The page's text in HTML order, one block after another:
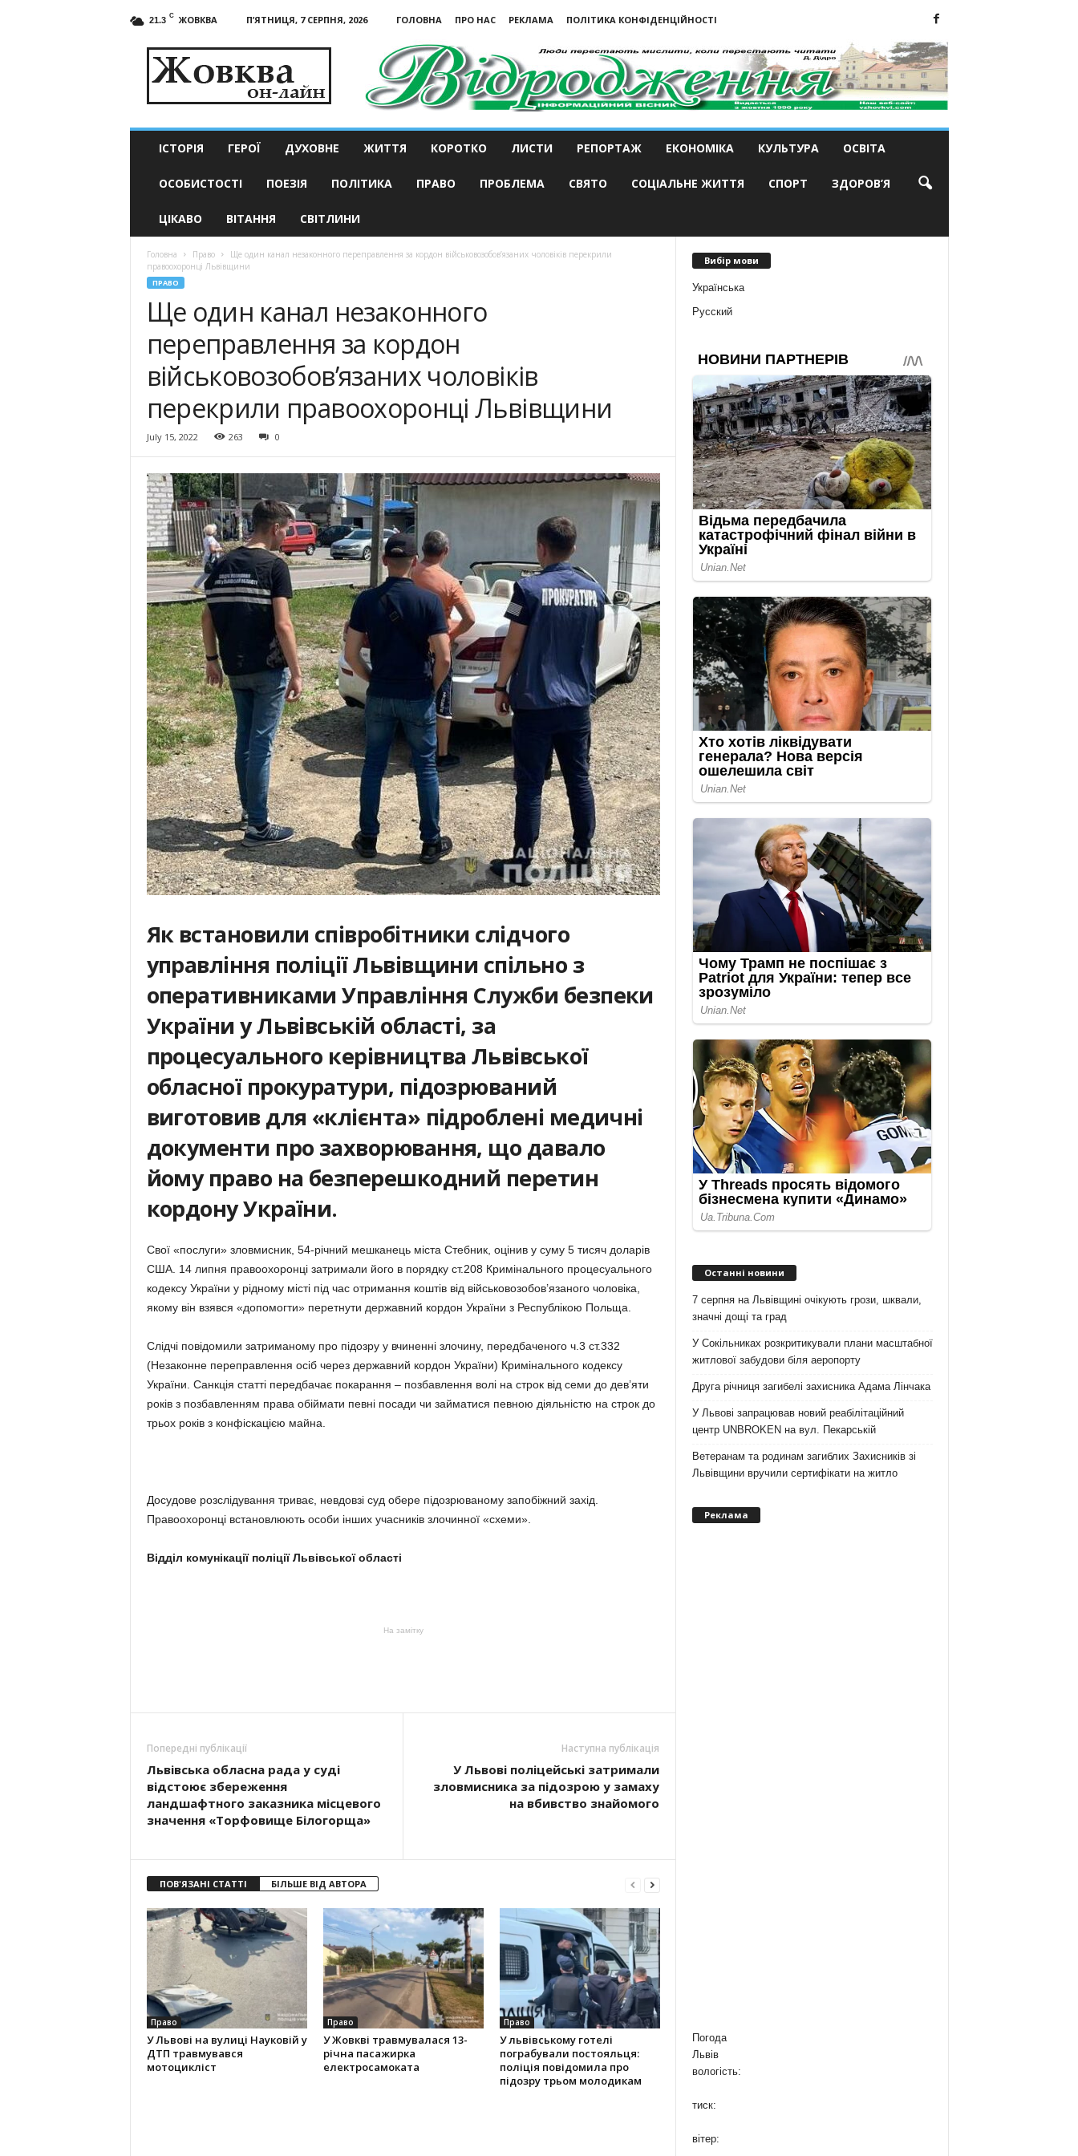
21.3 C ЖОВКВА П’ЯТНИЦЯ, 7 СЕРПНЯ, 2026 ГОЛОВНА ПРО НАС РЕКЛАМА
ПОЛІТИКА КОНФІДЕНЦІЙНОСТІ
актуальні
ІСТОРІЯ ГЕРОЇ ДУХОВНЕ ЖИТТЯ КОРОТКО ЛИСТИ РЕПОРТАЖ ЕКОНОМІКА КУЛЬТУРА ОСВІТА
ОСОБИСТОСТІ ПОЕЗІЯ ПОЛІТИКА ПРАВО ПРОБЛЕМА СВЯТО СОЦІАЛЬНЕ ЖИТТЯ СПОРТ ЗДОРОВ’Я
ЦІКАВО ВІТАННЯ СВІТЛИНИ
Головна Право
Ще один канал незаконного переправлення за кордон військовозобов’язаних чоловіків перекрили
правоохоронці Львівщини
ПРАВО
Ще один канал незаконного
переправлення за кордон
військовозобов’язаних чоловіків
перекрили правоохоронці Львівщини
July 15, 2022 263 0
Як встановили співробітники слідчого
управління поліції Львівщини спільно з
оперативниками Управління Служби безпеки
України у Львівській області, за
процесуального керівництва Львівської
обласної прокуратури, підозрюваний
виготовив для «клієнта» підроблені медичні
документи про захворювання, що давало
йому право на безперешкодний перетин
кордону України.
Свої «послуги» зловмисник, 54-річний мешканець міста Стебник, оцінив у суму 5 тисяч доларів
США. 14 липня правоохоронці затримали його в порядку ст.208 Кримінального процесуального
кодексу України у рідному місті під час отримання коштів від військовозобов’язаного чоловіка,
якому він взявся «допомогти» перетнути державний кордон України з Республікою Польща.
Слідчі повідомили затриманому про підозру у вчиненні злочину, передбаченого ч.3 ст.332
(Незаконне переправлення осіб через державний кордон України) Кримінального кодексу
України. Санкція статті передбачає покарання – позбавлення волі на строк від семи до дев’яти
років з позбавленням права обіймати певні посади чи займатися певною діяльністю на строк до
трьох років з конфіскацією майна.
Досудове розслідування триває, невдовзі суд обере підозрюваному запобіжний захід.
Правоохоронці встановлюють особи інших учасників злочинної «схеми».
Відділ комунікації поліції Львівської області
На замітку
Попередні публікації
Львівська обласна рада у суді
відстоює збереження
ландшафтного заказника місцевого
значення «Торфовище Білогорща»
Наступна публікація
У Львові поліцейські затримали
зловмисника за підозрою у замаху
на вбивство знайомого
ПОВ'ЯЗАНІ СТАТТІ БІЛЬШЕ ВІД АВТОРА
Право
У Львові на вулиці Науковій у
ДТП травмувався
мотоцикліст
Право
У Жовкві травмувалася 13-
річна пасажирка
електросамоката
Право
У львівському готелі
пограбували постояльця:
поліція повідомила про
підозру трьом молодикам
Вибір мови
Українська
Русский
Останні новини
7 серпня на Львівщині очікують грози, шквали,
значні дощі та град
У Сокільниках розкритикували плани масштабної
житлової забудови біля аеропорту
Друга річниця загибелі захисника Адама Лінчака
У Львові запрацював новий реабілітаційний
центр UNBROKEN на вул. Пекарській
Ветеранам та родинам загиблих Захисників зі
Львівщини вручили сертифікати на житло
Реклама
Погода
Львів
вологість:
тиск:
вітер: